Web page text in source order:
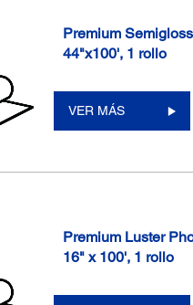
Premium
44"x100', 1 rollo
VER MÁS
Premium Luster
16" x 100', 1 rollo